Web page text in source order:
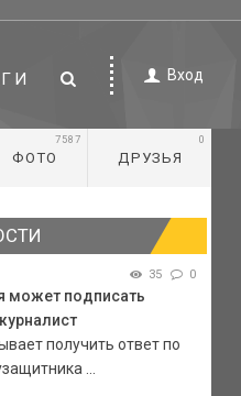
Вход
ФОТО
7587
ДРУЗЬЯ
0
35 0
может подписать
получить ответ по
...